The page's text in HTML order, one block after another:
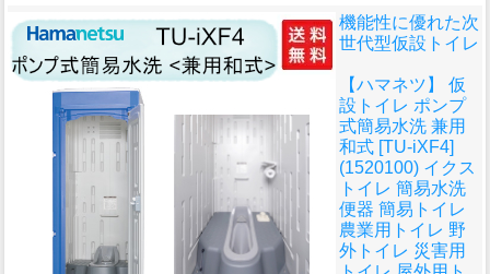
機能性に優れた次
世代型仮設トイレ
【ハマネツ】 仮
設トイレ ポンプ
式簡易水洗 兼用
和式 [TU-iXF4]
(1520100) イクス
トイレ 簡易水洗
便器 簡易トイレ
農業用トイレ 野
外トイレ 災害用